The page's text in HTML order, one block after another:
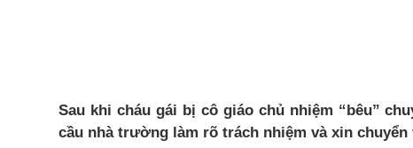
Sau khi cháu gái bị cô giáo chủ nhiệm “bêu”
cầu nhà trường làm rõ trách nhiệm và xin